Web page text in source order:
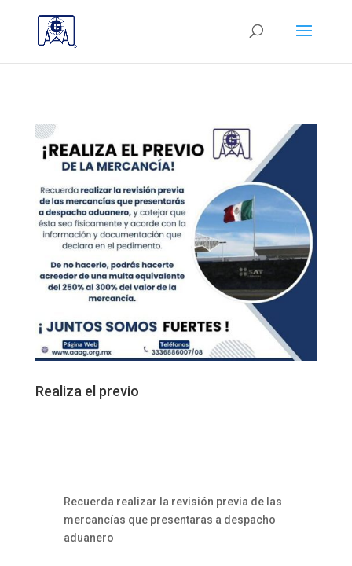
Realiza el previo
Recuerda realizar la revisión previa de las
mercancías que presentaras a despacho
aduanero